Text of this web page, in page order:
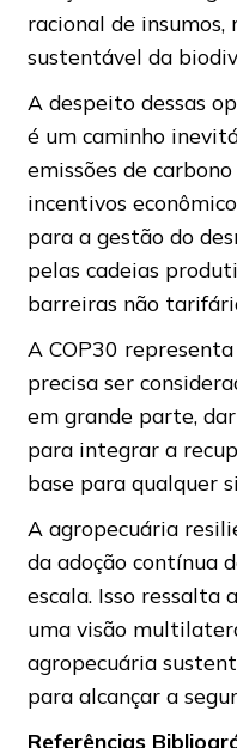
racional de
sustentável da
A despeito dessas
é um caminho
emissões de
incentivos
para a gestão do
pelas cadeias
barreiras não
A COP30
precisa ser
em grande parte,
para integrar a
base para qualquer
A agropecuária
da adoção contínua
escala. Isso ressalta
uma visão
agropecuária
para alcançar a
Referências